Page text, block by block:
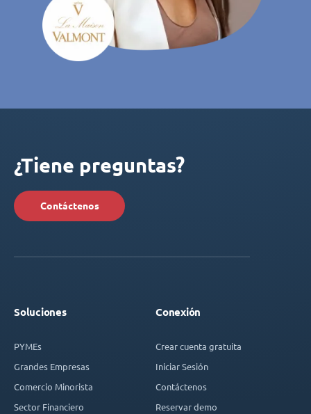
¿Tiene preguntas?
Contáctenos
Soluciones
PYMEs
Grandes Empresas
Comercio Minorista
Sector Financiero
Conexión
Crear cuenta gratuita
Iniciar Sesión
Contáctenos
Reservar demo